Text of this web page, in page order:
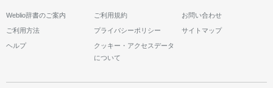
Weblio辞書のご案内 ご利用規約 お問い合わせ
ご利用方法 プライバシーポリシー サイトマップ
ヘルプ
クッキー・アクセスデータ
について